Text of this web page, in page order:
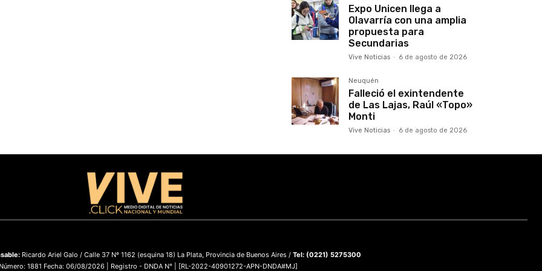
Expo Unicen llega a
Olavarría con una amplia
propuesta para
Secundarias
Vive Noticias - 6 de agosto de 2026
Neuquén
Falleció el exintendente
de Las Lajas, Raúl «Topo»
Monti
Vive Noticias - 6 de agosto de 2026
Ricardo Ariel Galo / Calle 37 Nº 1162 (esquina 18) La Plata, Provincia de Buenos Aires / Tel: (0221) 5275300
1881 Fecha: 06/08/2026 | Registro - DNDA N° | [RL-2022-40901272-APN-DNDA#MJ]